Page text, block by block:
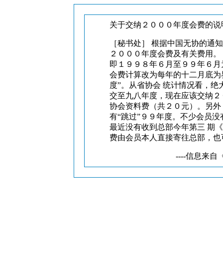
关于交纳２０００年度会费
［秘书处］ 根据中国无协的通
２０００年度会费及有关费用
即１９９８年６月至９９年６
会费计算改为每年的十二月底
度”。从省协会 统计情况看，
交至九八年度，现在应该交纳
协会资料费（共２０元）。另
有“跳过”９９年度。不少会员
最近没有收到总部今年第三 期
费由会员本人直接寄往总部，
----信息来自